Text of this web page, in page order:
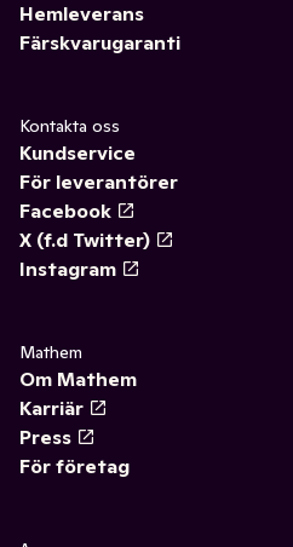
Hemleverans
Färskvarugaranti
Kontakta oss
Kundservice
För leverantörer
Facebook
X (f.d Twitter)
Instagram
Mathem
Om Mathem
Karriär
Press
För företag